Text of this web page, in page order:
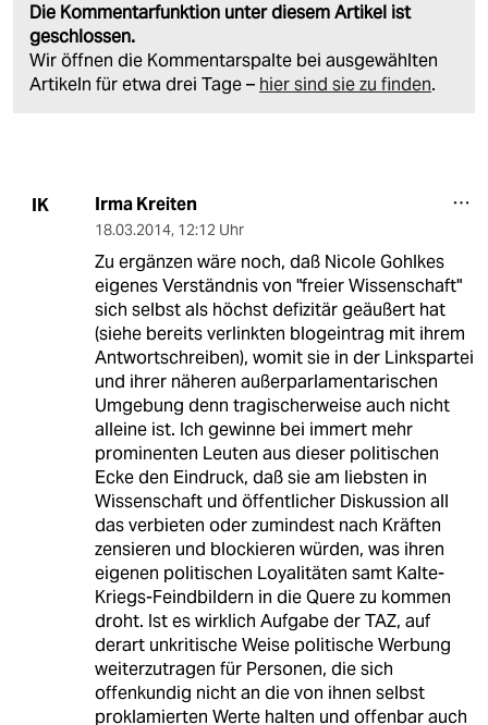
Die Kommentarfunktion unter diesem Artikel ist
geschlossen.
Wir öffnen die Kommentarspalte bei ausgewählten
Artikeln für etwa drei Tage – hier sind sie zu finden.
IK Irma Kreiten
18.03.2014, 12:12 Uhr
Zu ergänzen wäre noch, daß Nicole Gohlkes
eigenes Verständnis von "freier Wissenschaft"
sich selbst als höchst defizitär geäußert hat
(siehe bereits verlinkten blogeintrag mit ihrem
Antwortschreiben), womit sie in der Linkspartei
und ihrer näheren außerparlamentarischen
Umgebung denn tragischerweise auch nicht
alleine ist. Ich gewinne bei immert mehr
prominenten Leuten aus dieser politischen
Ecke den Eindruck, daß sie am liebsten in
Wissenschaft und öffentlicher Diskussion all
das verbieten oder zumindest nach Kräften
zensieren und blockieren würden, was ihren
eigenen politischen Loyalitäten samt Kalte-
Kriegs-Feindbildern in die Quere zu kommen
droht. Ist es wirklich Aufgabe der TAZ, auf
derart unkritische Weise politische Werbung
weiterzutragen für Personen, die sich
offenkundig nicht an die von ihnen selbst
proklamierten Werte halten und offenbar auch